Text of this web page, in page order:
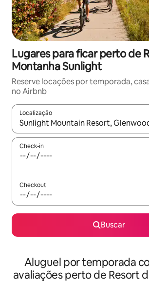
Lugares para ficar perto de
Montanha Sunlight
Reserve locações por temporada,
no Airbnb
Localização
Quando os resultados estiverem
Check-in
Checkout
Buscar
Aluguel por temporada
avaliações perto de Resort